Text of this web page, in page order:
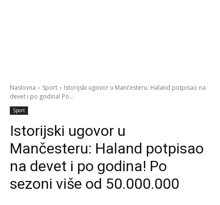
Naslovna Sport
Istorijski ugovor u Mančesteru: Haland potpisao na
devet i po godina! Po...
Sport
Istorijski ugovor u
Mančesteru: Haland potpisao
na devet i po godina! Po
sezoni više od 50.000.000